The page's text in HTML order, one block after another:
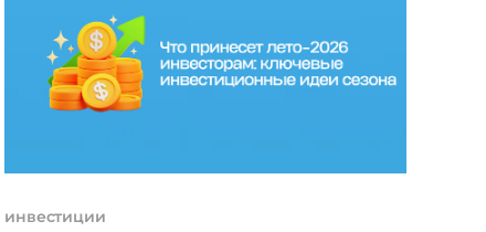
инвестиции